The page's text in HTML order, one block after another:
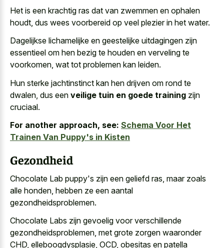
Het is een krachtig ras dat van zwemmen en ophalen
houdt, dus wees voorbereid op veel plezierin het water.
Dagelijkse lichamelijke en geestelijke uitdagingen zijn
essentieel om hen bezig te houden en verveling te
voorkomen, wat tot problemen kan leiden.
Hun sterke jachtinstinct kan hen drijven om rond te
dwalen, dus een veilige tuin en goede training zijn
cruciaal.
For another approach, see: Schema Voor Het
Trainen Van Puppy's in Kisten
Gezondheid
Chocolate Lab puppy's zijn een geliefd ras, maar zoals
alle honden, hebben ze een aantal
gezondheidsproblemen.
Chocolate Labs zijn gevoelig voor verschillende
gezondheidsproblemen, met grote zorgen waaronder
CHD, elleboogdysplasie, OCD, obesitas en patella